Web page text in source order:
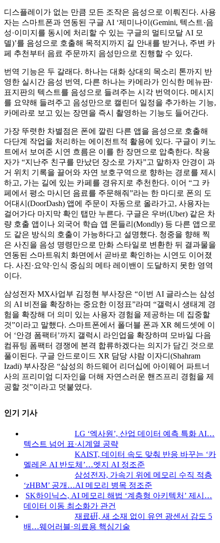
디스플레이가 없는 만큼 모든 조작은 음성으로 이뤄진다. 사용
자는 스마트폰과 연동된 구글 AI ‘제미나이(Gemini, 텍스트·음
성·이미지를 동시에 처리할 수 있는 구글의 멀티모달 AI 모
델)’를 음성으로 호출해 목적지까지 길 안내를 받거나, 주변 카
페 추천부터 음료 주문까지 음성만으로 진행할 수 있다.
번역 기능은 두 갈래다. 하나는 대화 상대의 목소리 톤까지 반
영한 실시간 음성 번역, 다른 하나는 카메라가 인식한 메뉴판·
표지판의 텍스트를 음성으로 들려주는 시각 번역이다. 메시지
를 요약해 들려주고 음성만으로 캘린더 일정을 추가하는 기능,
카메라로 보고 있는 장면을 즉시 촬영하는 기능도 들어간다.
가장 뚜렷한 차별점은 폰에 깔린 다른 앱을 음성으로 호출해
다단계 작업을 처리하는 에이전트적 활용에 있다. 구글이 키노
트에서 보여준 시연 흐름은 이를 한 장면으로 압축한다. 착용
자가 “지난주 친구를 만났던 장소로 가자”고 말하자 안경이 과
거 위치 기록을 끌어와 자연 보호구역으로 향하는 경로를 제시
하고, 가는 길에 있는 카페를 경유지로 추천한다. 이어 “그 카
페에서 평소 마시던 음료를 주문해줘”라는 한 마디로 폰의 도
어대시(DoorDash) 앱에 주문이 자동으로 올라가고, 사용자는
걸어가다 마지막 확인 탭만 누른다. 구글은 우버(Uber) 같은 차
량 호출 앱이나 외국어 학습 앱 몬들리(Mondly) 등 다른 앱으로
도 같은 방식의 호출이 가능하다고 설명했다. 청중을 향해 찍
은 사진을 음성 명령만으로 만화 스타일로 변환한 뒤 결과물을
연동된 스마트워치 화면에서 곧바로 확인하는 시연도 이어졌
다. 사진·요약·인식 중심의 메타 레이밴이 도달하지 못한 영역
이다.
삼성전자 MX사업부 김정현 부사장은 “이번 AI 글라스는 삼성
의 AI 비전을 확장하는 중요한 이정표”라며 “갤럭시 생태계 경
험을 확장해 더 의미 있는 사용자 경험을 제공하는 데 집중할
것”이라고 말했다. 스마트폰에서 폴더블 폰과 XR 헤드셋에 이
어 ‘안경 폼팩터’까지 갤럭시 라인업을 확장하며 모바일 다음
컴퓨팅 폼팩터 경쟁에 본격 합류하겠다는 의지가 담긴 것으로
풀이된다. 구글 안드로이드 XR 담당 샤람 이자디(Shahram
Izadi) 부사장은 “삼성의 하드웨어 리더십에 아이웨어 파트너
사의 프리미엄 디자인을 더해 자연스러운 핸즈프리 경험을 제
공할 것”이라고 덧붙였다.
인기 기사
LG ‘엑사원’, 산업 데이터 예측 특화 AI…
텍스트 넘어 표·시계열 공략
KAIST, 데이터 속도 맞춰 반응 바꾸는 ‘카
멜레온 AI 반도체’…엣지 AI 정조준
삼성전자, 가속기 위에 메모리 수직 적층
‘zHBM’ 공개…AI 메모리 병목 정조준
SK하이닉스, AI 메모리 해법 ‘계층형 아키텍처’ 제시…
데이터 이동 최소화가 관건
재료硏, 새 소재 없이 유연 광센서 감도 5
배…웨어러블·의료용 핵심기술